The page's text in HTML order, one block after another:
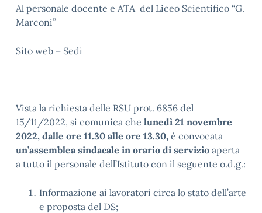
Al personale docente e ATA del Liceo Scientifico “G.
Marconi”
Sito web – Sedi
Vista la richiesta delle RSU prot. 6856 del
15/11/2022, si comunica che lunedì 21 novembre
2022, dalle ore 11.30 alle ore 13.30, è convocata
un’assemblea sindacale in orario di servizio aperta
a tutto il personale dell’Istituto con il seguente o.d.g.:
Informazione ai lavoratori circa lo stato dell’arte
e proposta del DS;